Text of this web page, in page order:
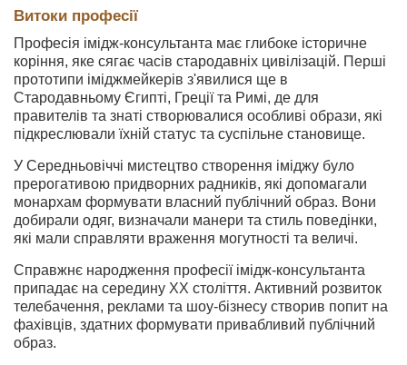
Витоки професії
Професія імідж-консультанта має глибоке історичне
коріння, яке сягає часів стародавніх цивілізацій. Перші
прототипи іміджмейкерів з'явилися ще в
Стародавньому Єгипті, Греції та Римі, де для
правителів та знаті створювалися особливі образи, які
підкреслювали їхній статус та суспільне становище.
У Середньовіччі мистецтво створення іміджу було
прерогативою придворних радників, які допомагали
монархам формувати власний публічний образ. Вони
добирали одяг, визначали манери та стиль поведінки,
які мали справляти враження могутності та величі.
Справжнє народження професії імідж-консультанта
припадає на середину ХХ століття. Активний розвиток
телебачення, реклами та шоу-бізнесу створив попит на
фахівців, здатних формувати привабливий публічний
образ.